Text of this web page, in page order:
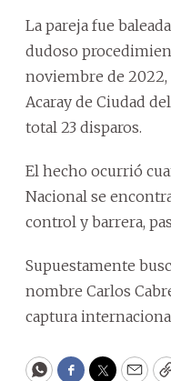
La pareja fue
dudoso
noviembre de
Acaray de Ciudad
total 23 disparos.
El hecho ocurrió
Nacional se
control y barrera,
Supuestamente
nombre Carlos
captura